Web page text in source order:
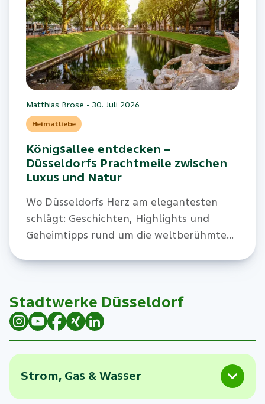
Matthias Brose • 30. Juli 2026
Heimatliebe
Königsallee entdecken –
Düsseldorfs Prachtmeile zwischen
Luxus und Natur
Wo Düsseldorfs Herz am elegantesten
schlägt: Geschichten, Highlights und
Geheimtipps rund um die weltberühmte
Stadtwerke Düsseldorf
Strom, Gas & Wasser